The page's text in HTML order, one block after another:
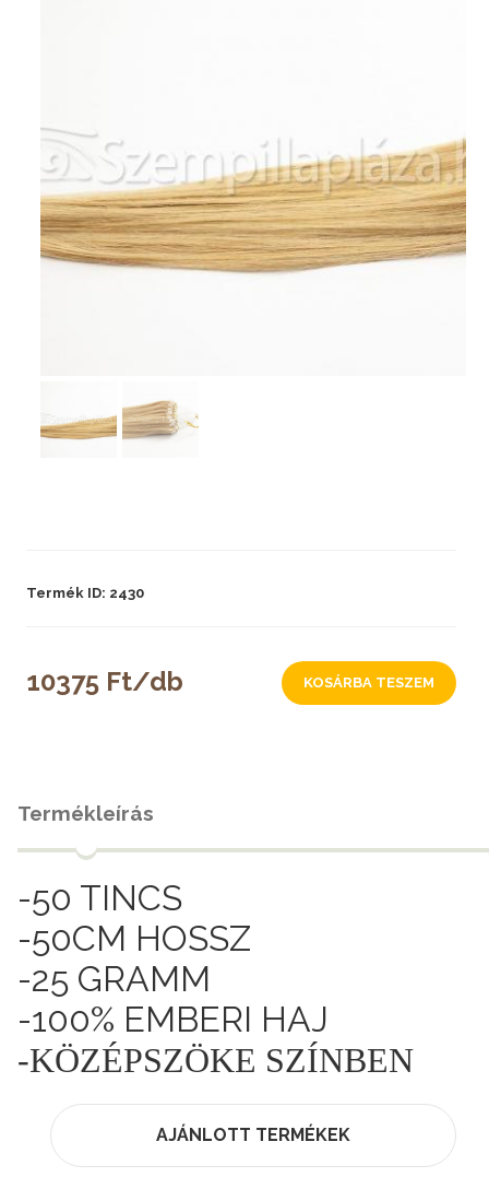
Termék ID: 2430
10375 Ft/db
Termékleírás
-50 TINCS
-50CM HOSSZ
-25 GRAMM
-100% EMBERI HAJ
-KÖZÉPSZÖKE SZÍNBEN
AJÁNLOTT TERMÉKEK